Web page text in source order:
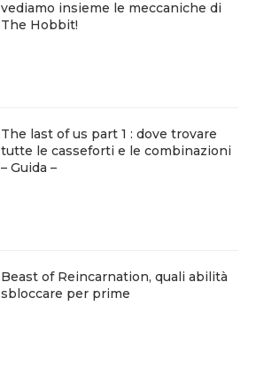
vediamo insieme le meccaniche di
The Hobbit!
The last of us part 1 : dove trovare
tutte le casseforti e le combinazioni
– Guida –
Beast of Reincarnation, quali abilità
sbloccare per prime